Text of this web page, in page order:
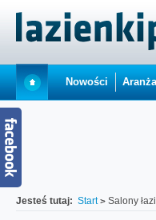
Nowości
Jesteś tutaj: Start Salony